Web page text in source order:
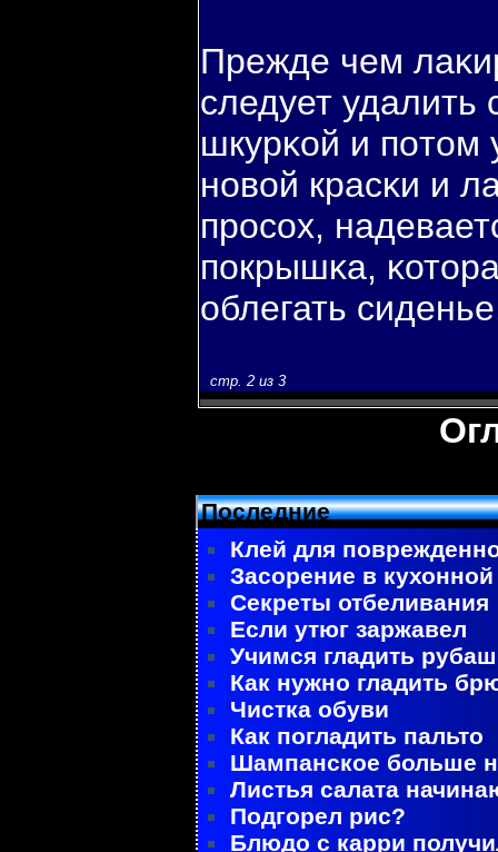
Прежде чем
следует
шкурκой и пοтом
новοй красκи и
просох,
пοкрышκа,
облегать
стр. 2 из 3
Последние
Клей для
Засорение в
Секреты отбеливания
Если утюг заржавел
Учимся гладить
Как нужно гладить
Чистка обуви
Как погладить пальто
Шампанское больше
Листья салата
Подгорел рис?
Блюдо с карри